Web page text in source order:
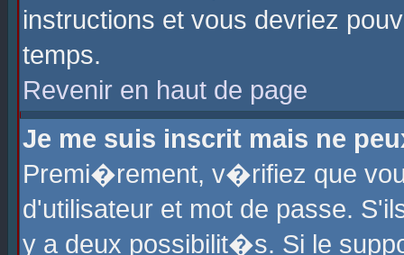
instructions et vous devriez
temps.
Revenir en haut de page
Je me suis inscrit mais ne
Premi�rement, v�rifiez que
d'utilisateur et mot de passe.
y a deux possibilit�s. Si le